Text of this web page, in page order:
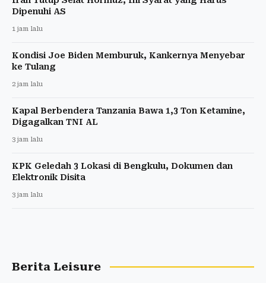
Dipenuhi AS
1 jam lalu
Kondisi Joe Biden Memburuk, Kankernya Menyebar
ke Tulang
2 jam lalu
Kapal Berbendera Tanzania Bawa 1,3 Ton Ketamine,
Digagalkan TNI AL
3 jam lalu
KPK Geledah 3 Lokasi di Bengkulu, Dokumen dan
Elektronik Disita
3 jam lalu
Berita Leisure